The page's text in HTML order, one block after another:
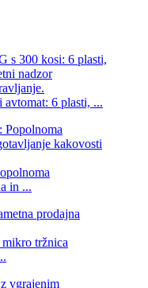
6 plasti, ...
in ...
tržnica